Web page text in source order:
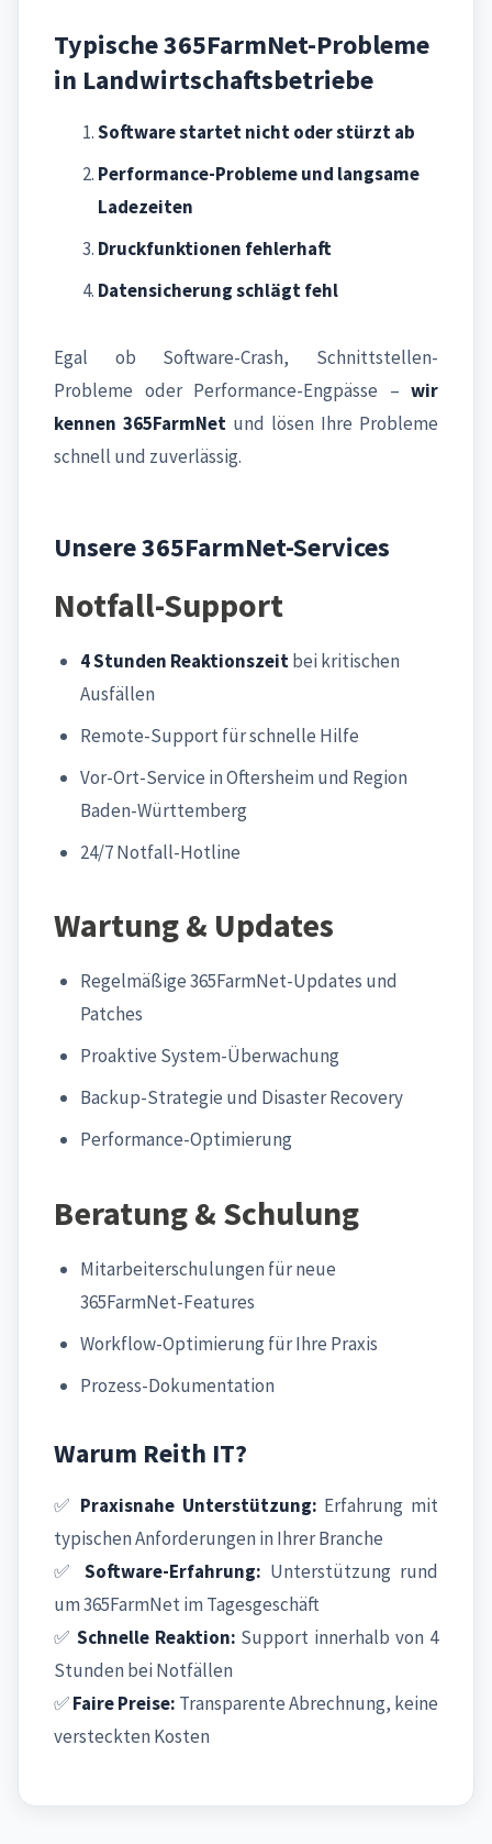
Typische 365FarmNet-Probleme
in Landwirtschaftsbetriebe
Software startet nicht oder stürzt ab
Performance-Probleme und langsame
Ladezeiten
Druckfunktionen fehlerhaft
Datensicherung schlägt fehl
Egal ob Software-Crash, Schnittstellen-
Probleme oder Performance-Engpässe – wir
kennen 365FarmNet und lösen Ihre Probleme
schnell und zuverlässig.
Unsere 365FarmNet-Services
Notfall-Support
4 Stunden Reaktionszeitbei kritischen
Ausfällen
Remote-Support für schnelle Hilfe
Vor-Ort-Service in Oftersheim und Region
Baden-Württemberg
24/7 Notfall-Hotline
Wartung & Updates
Regelmäßige 365FarmNet-Updates und
Patches
Proaktive System-Überwachung
Backup-Strategie und Disaster Recovery
Performance-Optimierung
Beratung & Schulung
Mitarbeiterschulungen für neue
365FarmNet-Features
Workflow-Optimierung für Ihre Praxis
Prozess-Dokumentation
Warum Reith IT?
✅ Praxisnahe Unterstützung: Erfahrung mit
typischen Anforderungen in Ihrer Branche
✅ Software-Erfahrung: Unterstützung rund
um 365FarmNet im Tagesgeschäft
✅ Schnelle Reaktion: Support innerhalb von 4
Stunden bei Notfällen
✅Faire Preise: Transparente Abrechnung, keine
versteckten Kosten